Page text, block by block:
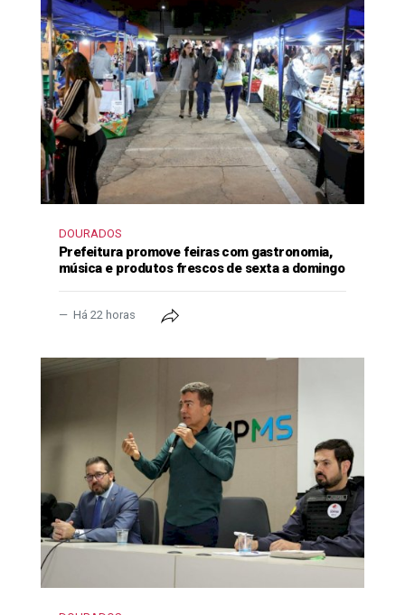
DOURADOS
Prefeitura promove feiras com gastronomia,
música e produtos frescos de sexta a domingo
Há 22 horas